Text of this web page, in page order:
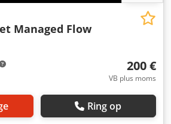
Managed Flow
200 €
VB plus moms
Ring op